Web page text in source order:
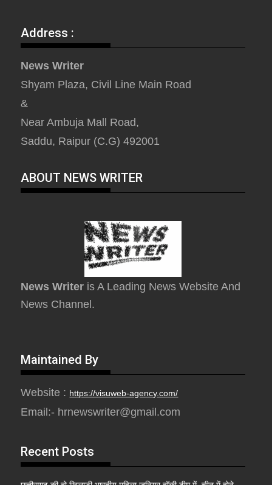
Address :
News Writer
Shyam Plaza, Civil Line Main Road
&
Near Ambuja Mall Road,
Saddu, Raipur (C.G) 492001
ABOUT NEWS WRITER
News Writer is A Leading News Website And
News Channel.
Maintained By
Website : https://visuweb-agency.com/
Email:- hrnewswriter@gmail.com
Recent Posts